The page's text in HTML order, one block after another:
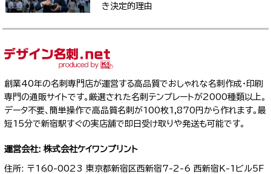
き決定的理由
創業40年の名刺専門店が運営する高品質でおしゃれな名刺作成・印刷
専門の通販サイトです。厳選された名刺テンプレートが2000種類以上。
データ不要、簡単操作で高品質名刺が100枚1,870円から作れます。最
短15分で新宿駅すぐの実店舗で即日受け取りや発送も可能です。
運営会社: 株式会社ケイワンプリント
住所: 〒160-0023 東京都新宿区西新宿7-2-6 西新宿K-1ビル5F